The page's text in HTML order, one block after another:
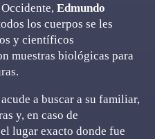
Edmundo
los cuerpos se les
y científicos
muestras biológicas para
a buscar a su familiar,
y, en caso de
lugar exacto donde fue